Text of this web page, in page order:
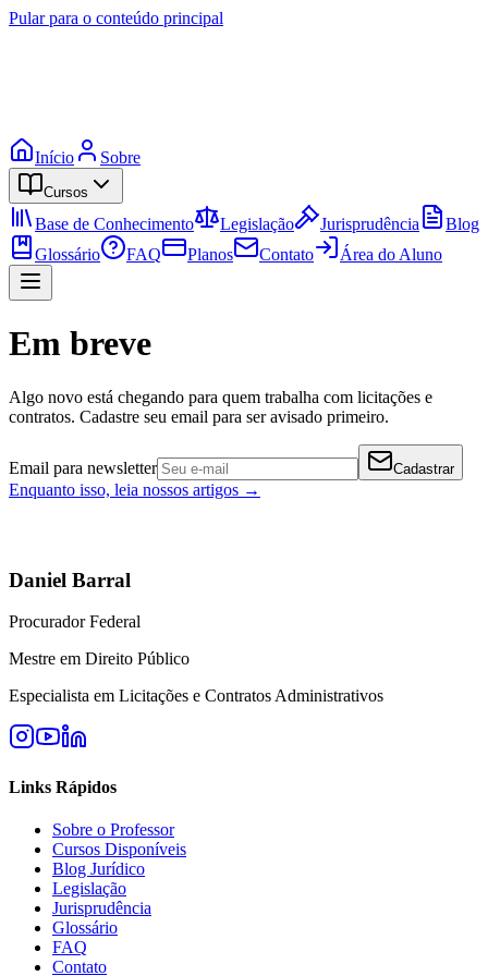
Pular para o conteúdo principal
Início Sobre
Cursos
Base de Conhecimento Legislação Jurisprudência
Blog
Glossário
FAQ Planos Contato Área do Aluno
Em breve
Algo novo está chegando para quem trabalha com licitações e
contratos. Cadastre seu email para ser avisado primeiro.
Email para newsletter Cadastrar
Enquanto isso, leia nossos artigos →
Daniel Barral
Procurador Federal
Mestre em Direito Público
Especialista em Licitações e Contratos Administrativos
Links Rápidos
Sobre o Professor
Cursos Disponíveis
Blog Jurídico
Legislação
Jurisprudência
Glossário
FAQ
Contato